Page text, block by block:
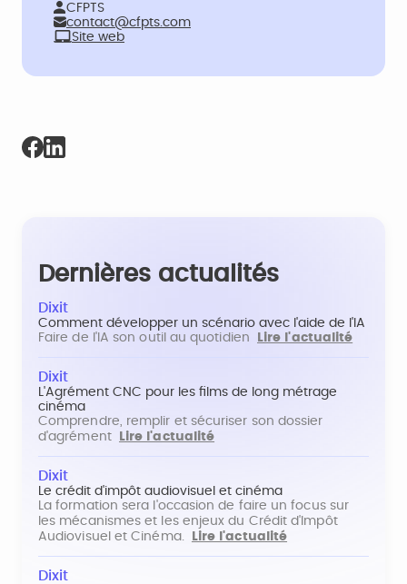
CFPTS
contact@cfpts.com
Site web
Dernières actualités
Dixit
Comment développer un scénario avec l'aide de l'IA
Faire de l'IA son outil au quotidien
Lire l'actualité
Dixit
L'Agrément CNC pour les films de long métrage
cinéma
Comprendre, remplir et sécuriser son dossier
d'agrément
Lire l'actualité
Dixit
Le crédit d'impôt audiovisuel et cinéma
La formation sera l'occasion de faire un focus sur
les mécanismes et les enjeux du Crédit d'Impôt
Audiovisuel et Cinéma.
Lire l'actualité
Dixit